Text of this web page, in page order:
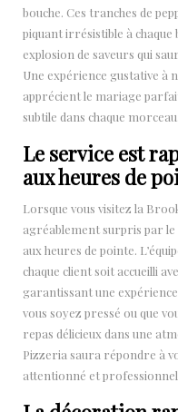
bouche. Ces tranches de
piquant irrésistible à chaque
explosion de saveurs qui
Une expérience gustative à
apprécient le mariage
subtile dans chaque morceau.
Le service est
aux heures de
Lorsque vous visitez la
agréablement surpris par
aux heures de pointe.
chaque client soit accueilli
garantissant une
vous soyez pressé ou que
repas délicieux dans une
Pizzeria saura répondre à
attentionné et